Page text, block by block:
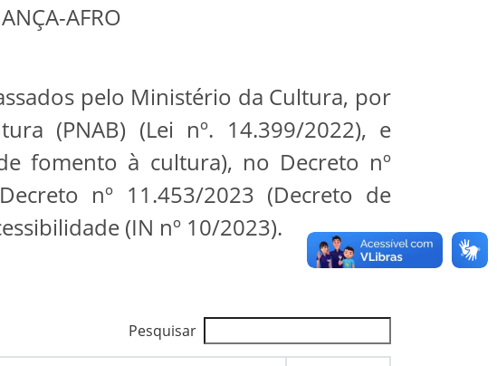
AFRO
pelo Ministério da Cultura, por
(PNAB) (Lei nº. 14.399/2022), e
fomento à cultura), no Decreto nº
nº 11.453/2023 (Decreto de
(IN nº 10/2023).
Pesquisar